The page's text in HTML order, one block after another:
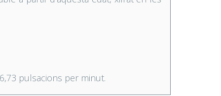
pulsacions per minut.